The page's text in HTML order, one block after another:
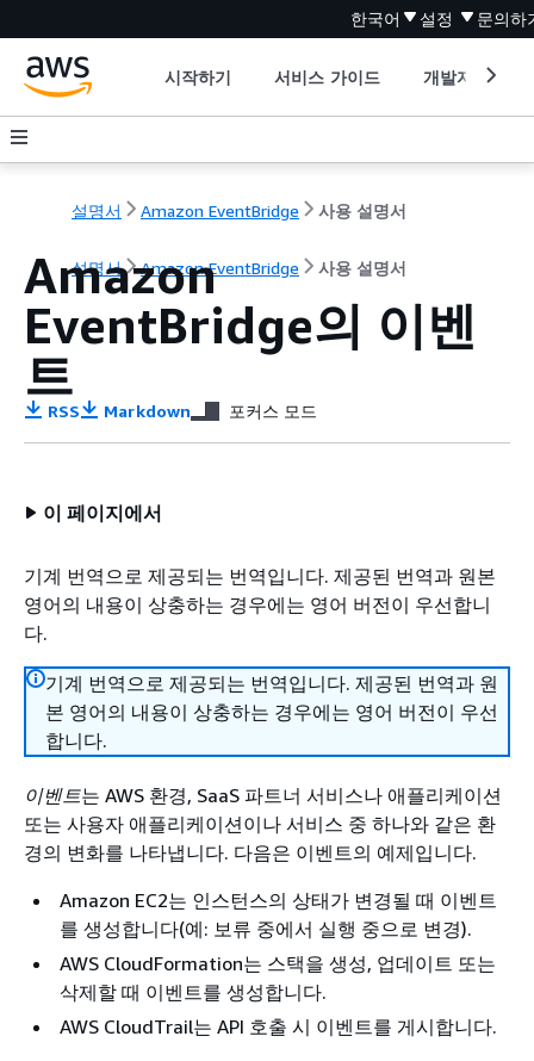
한국어 설정 문의하
시작하기 서비스 가이드 개발자 도구
설명서 Amazon EventBridge 사용 설명서
설명서 Amazon EventBridge 사용 설명서
Amazon
EventBridge의 이벤
트
RSS Markdown 포커스 모드
이 페이지에서
기계 번역으로 제공되는 번역입니다. 제공된 번역과 원본
영어의 내용이 상충하는 경우에는 영어 버전이 우선합니
다.
기계 번역으로 제공되는 번역입니다. 제공된 번역과 원
본 영어의 내용이 상충하는 경우에는 영어 버전이 우선
합니다.
이벤트는 AWS 환경, SaaS 파트너 서비스나 애플리케이션
또는 사용자 애플리케이션이나 서비스 중 하나와 같은 환
경의 변화를 나타냅니다. 다음은 이벤트의 예제입니다.
Amazon EC2는 인스턴스의 상태가 변경될 때 이벤트
를 생성합니다(예: 보류 중에서 실행 중으로 변경).
AWS CloudFormation는 스택을 생성, 업데이트 또는
삭제할 때 이벤트를 생성합니다.
AWS CloudTrail는 API 호출 시 이벤트를 게시합니다.